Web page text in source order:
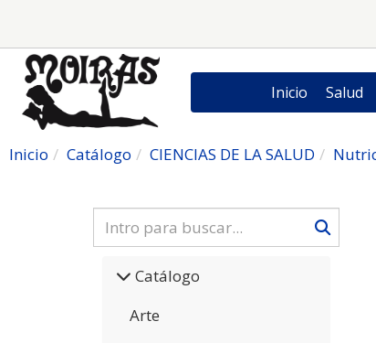
Inicio Salud
Inicio Catálogo CIENCIAS DE LA SALUD
Catálogo
Arte